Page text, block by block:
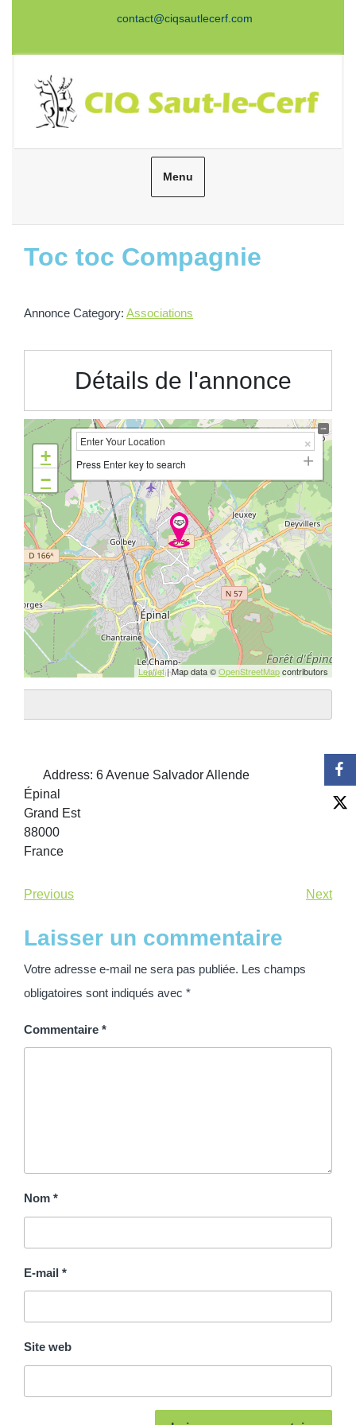
contact@ciqsautlecerf.com
Menu
Toc toc Compagnie
Annonce Category: Associations
Détails de l'annonce
+
−
Press Enter key to search
Leaflet| Map data ©OpenStreetMapcontributors
Address:6 Avenue Salvador Allende
Épinal
Grand Est
88000
France
Previous Next
Laisser un commentaire
Votre adresse e-mail ne sera pas publiée. Les champs
obligatoires sont indiqués avec *
Commentaire *
Nom *
E-mail *
Site web